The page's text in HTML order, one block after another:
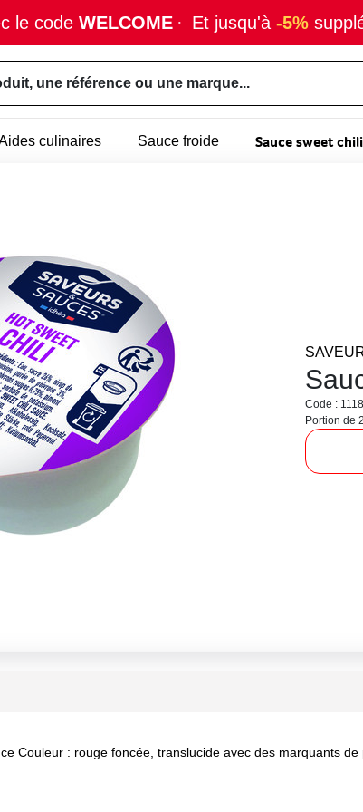
le code WELCOME · Et jusqu'à -5%
une référence ou une marque...
culinaires Sauce froide Sauce sweet chili
Code :
Portion de
Couleur : rouge foncée, translucide avec des marquants